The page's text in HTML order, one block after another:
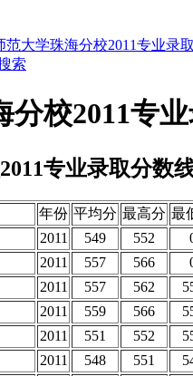
范大学珠海分校2011专业录
索
分校2011专
专业录取分数
年份 平均分 最高分 最
2011 549 552
2011 557 566
2011 557 562
2011 559 566
2011 551 552
2011 548 551